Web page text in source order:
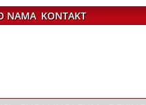
NAMA KONTAKT